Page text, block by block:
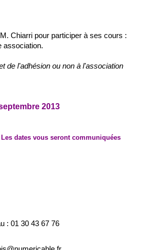
Chiarri pour participer à ses cours :
association.
de l'adhésion ou non à l'association
2013
dates vous seront communiquées
: 01 30 43 67 76